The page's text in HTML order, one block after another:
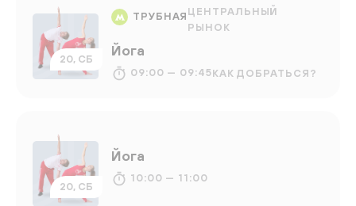
20, СБ
ТРУБНАЯ ЦЕНТРАЛЬНЫЙ
РЫНОК
Йога
09:00 — 09:45КАК ДОБРАТЬСЯ?
20, СБ
Йога
10:00 — 11:00